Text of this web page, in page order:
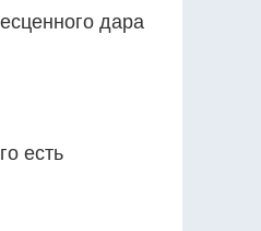
дара
есть